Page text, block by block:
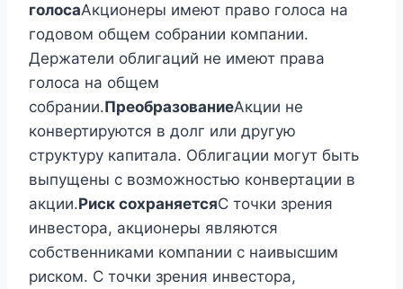
голосаАкционеры имеют право голоса на
годовом общем собрании компании.
Держатели облигаций не имеют права
голоса на общем
собрании.ПреобразованиеАкции не
конвертируются в долг или другую
структуру капитала. Облигации могут быть
выпущены с возможностью конвертации в
акции.Риск сохраняетсяС точки зрения
инвестора, акционеры являются
собственниками компании с наивысшим
риском. С точки зрения инвестора,